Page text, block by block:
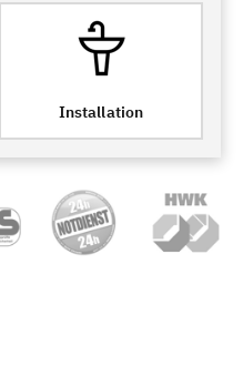
Installation